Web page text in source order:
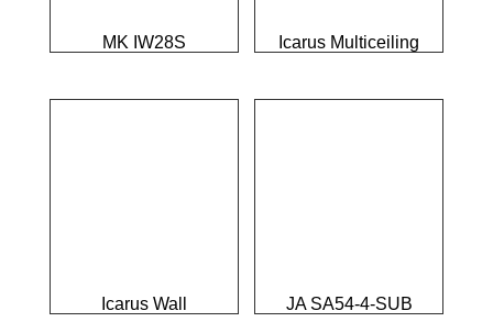
MK IW28S Icarus Multiceiling
Icarus Wall JA SA54-4-SUB